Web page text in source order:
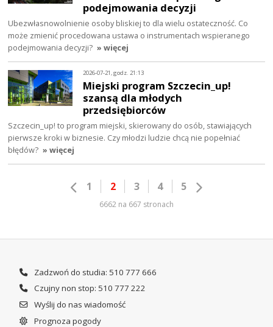
podejmowania decyzji
Ubezwłasnowolnienie osoby bliskiej to dla wielu ostateczność. Co
może zmienić procedowana ustawa o instrumentach wspieranego
podejmowania decyzji? » więcej
2026-07-21, godz. 21:13
Miejski program Szczecin_up!
szansą dla młodych
przedsiębiorców
Szczecin_up! to program miejski, skierowany do osób, stawiających
pierwsze kroki w biznesie. Czy młodzi ludzie chcą nie popełniać
błędów? » więcej
1 2 3 4 5
6662 na 667 stronach
Zadzwoń do studia: 510 777 666
Czujny non stop: 510 777 222
Wyślij do nas wiadomość
Prognoza pogody